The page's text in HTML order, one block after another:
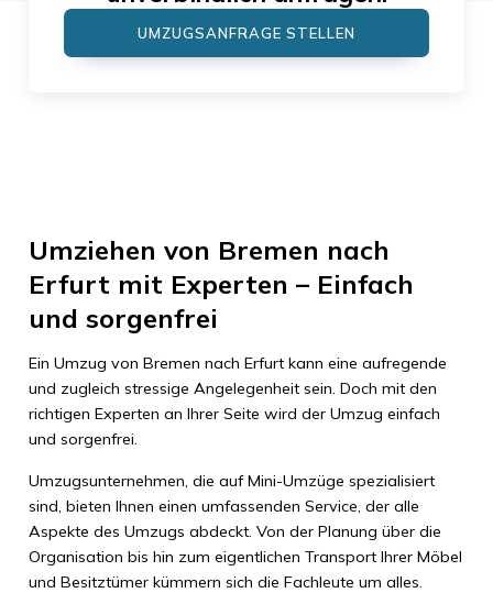
UMZUGSANFRAGE STELLEN
Umziehen von Bremen nach
Erfurt mit Experten – Einfach
und sorgenfrei
Ein Umzug von Bremen nach Erfurt kann eine aufregende
und zugleich stressige Angelegenheit sein. Doch mit den
richtigen Experten an Ihrer Seite wird der Umzug einfach
und sorgenfrei.
Umzugsunternehmen, die auf Mini-Umzüge spezialisiert
sind, bieten Ihnen einen umfassenden Service, der alle
Aspekte des Umzugs abdeckt. Von der Planung über die
Organisation bis hin zum eigentlichen Transport Ihrer Möbel
und Besitztümer kümmern sich die Fachleute um alles.